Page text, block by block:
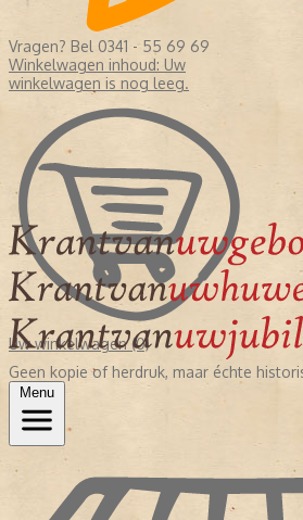
Vragen? Bel 0341 - 55 69 69
Winkelwagen inhoud: Uw
winkelwagen is nog leeg.
Uw winkelwagen (0)
Geen kopie of herdruk, maar échte
Menu